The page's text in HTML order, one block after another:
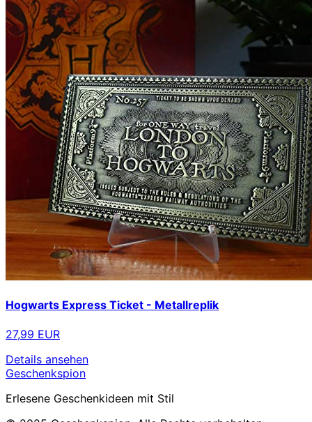
Hogwarts Express Ticket - Metallreplik
27,99 EUR
Details ansehen
Geschenkspion
Erlesene Geschenkideen mit Stil